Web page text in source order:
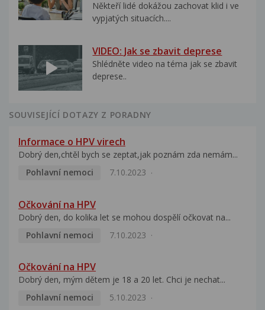
Někteří lidé dokážou zachovat klid i ve
vypjatých situacích....
VIDEO: Jak se zbavit deprese
Shlédněte video na téma jak se zbavit
deprese..
SOUVISEJÍCÍ DOTAZY Z PORADNY
Informace o HPV virech
Dobrý den,chtěl bych se zeptat,jak poznám zda nemám...
Pohlavní nemoci
7.10.2023
Očkování na HPV
Dobrý den, do kolika let se mohou dospělí očkovat na...
Pohlavní nemoci
7.10.2023
Očkování na HPV
Dobrý den, mým dětem je 18 a 20 let. Chci je nechat...
Pohlavní nemoci
5.10.2023